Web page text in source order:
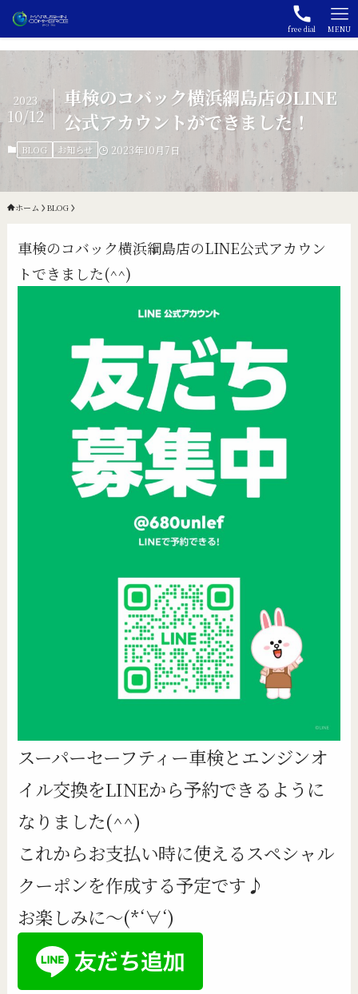
free dial MENU
車検のコバック横浜綱島店のLINE
公式アカウントができました！
2023
10/12
BLOG お知らせ 2023年10月7日
ホーム BLOG
車検のコバック横浜綱島店のLINE公式アカウン
トできました(^^)
スーパーセーフティー車検とエンジンオ
イル交換をLINEから予約できるように
なりました(^^)
これからお支払い時に使えるスペシャル
クーポンを作成する予定です♪
お楽しみに～(*‘∀‘)